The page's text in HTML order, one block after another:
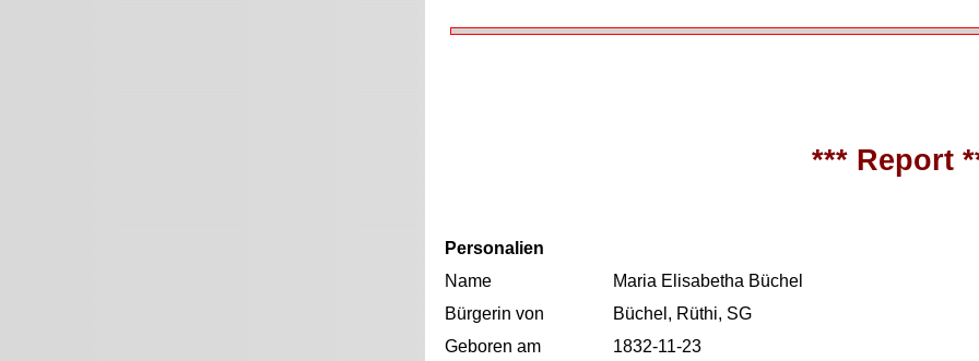
*** Report
Personalien
Name
Maria Elisabetha Büchel
Bürgerin von
Büchel, Rüthi, SG
Geboren am
1832-11-23